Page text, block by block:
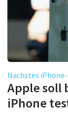
Nächstes
Apple soll
iPhone